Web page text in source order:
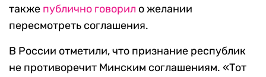
также публично говорил о желании
пересмотреть соглашения.
В России отметили, что признание республик
не противоречит Минским соглашениям. «Тот